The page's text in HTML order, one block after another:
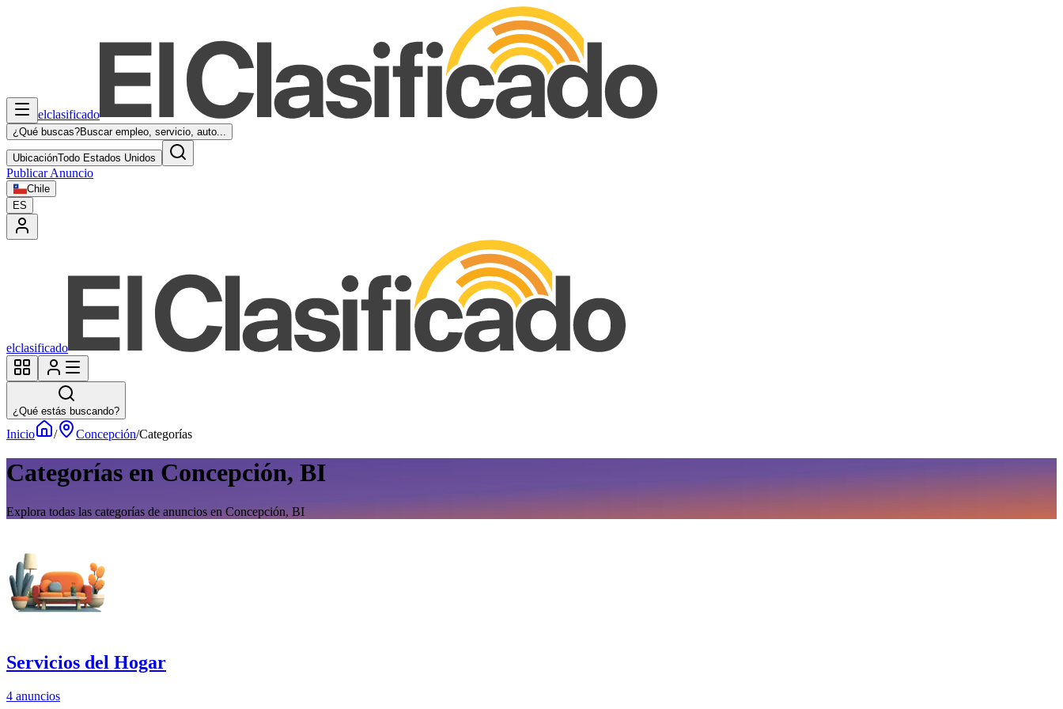
elclasificado
¿Qué buscas?Buscar empleo, servicio, auto...
UbicaciónTodo Estados Unidos
Publicar Anuncio
Chile
ES
elclasificado
¿Qué estás buscando?
Inicio / Concepción/Categorías
Categorías en Concepción, BI
Explora todas las categorías de anuncios en Concepción, BI
Servicios del Hogar
4 anuncios